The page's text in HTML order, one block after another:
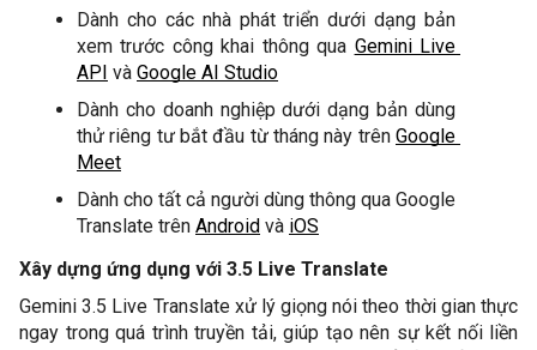
Dành cho các nhà phát triển dưới dạng bản
xem trước công khai thông qua Gemini Live
API và Google AI Studio
Dành cho doanh nghiệp dưới dạng bản dùng
thử riêng tư bắt đầu từ tháng này trên Google
Meet
Dành cho tất cả người dùng thông qua Google
Translate trên Android và iOS
Xây dựng ứng dụng với 3.5 Live Translate
Gemini 3.5 Live Translate xử lý giọng nói theo thời gian thực
ngay trong quá trình truyền tải, giúp tạo nên sự kết nối liền